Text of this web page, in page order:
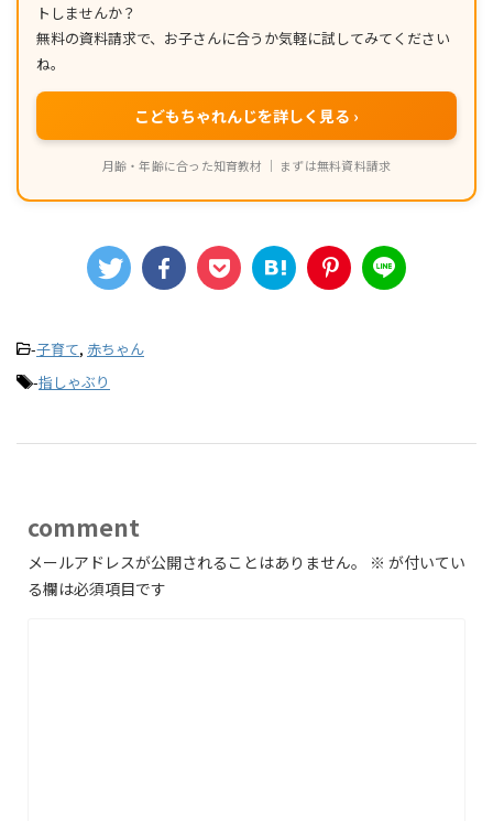
トしませんか？
無料の資料請求で、お子さんに合うか気軽に試してみてください
ね。
こどもちゃれんじを詳しく見る ›
月齢・年齢に合った知育教材 ｜ まずは無料資料請求
-子育て, 赤ちゃん
-指しゃぶり
comment
メールアドレスが公開されることはありません。 ※ が付いてい
る欄は必須項目です